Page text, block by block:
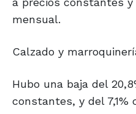
mensual.
Calzado y
Hubo una baja del
constantes, y del 7,1%